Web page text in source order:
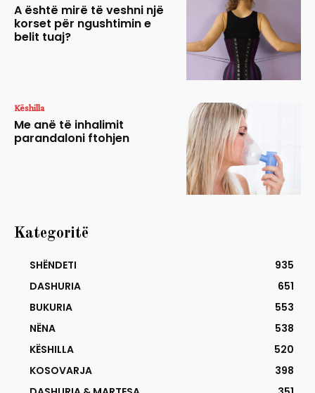
A është mirë të veshni një
korset për ngushtimin e
belit tuaj?
Këshilla
Me anë të inhalimit
parandaloni ftohjen
Kategoritë
SHËNDETI
935
DASHURIA
651
BUKURIA
553
NËNA
538
KËSHILLA
520
KOSOVARJA
398